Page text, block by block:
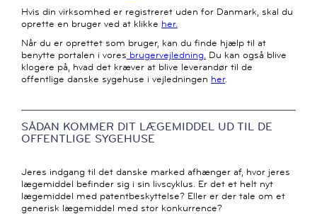
Hvis din virksomhed er registreret uden for Danmark, skal du
oprette en bruger ved at klikke her.
Når du er oprettet som bruger, kan du finde hjælp til at
benytte portalen i vores brugervejledning. Du kan også blive
klogere på, hvad det kræver at blive leverandør til de
offentlige danske sygehuse i vejledningen her.
SÅDAN KOMMER DIT LÆGEMIDDEL UD TIL DE
OFFENTLIGE SYGEHUSE
Jeres indgang til det danske marked afhænger af, hvor jeres
lægemiddel befinder sig i sin livscyklus. Er det et helt nyt
lægemiddel med patentbeskyttelse? Eller er der tale om et
generisk lægemiddel med stor konkurrence?